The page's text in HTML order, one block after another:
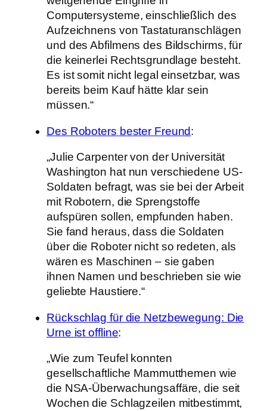
Computersysteme, einschließlich des
Aufzeichnens von Tastaturanschlägen
und des Abfilmens des Bildschirms, für
die keinerlei Rechtsgrundlage besteht.
Es ist somit nicht legal einsetzbar, was
bereits beim Kauf hätte klar sein
müssen.“
Des Roboters bester Freund:
„Julie Carpenter von der Universität
Washington hat nun verschiedene US-
Soldaten befragt, was sie bei der Arbeit
mit Robotern, die Sprengstoffe
aufspüren sollen, empfunden haben.
Sie fand heraus, dass die Soldaten
über die Roboter nicht so redeten, als
wären es Maschinen – sie gaben
ihnen Namen und beschrieben sie wie
geliebte Haustiere.“
Rückschlag für die Netzbewegung: Die
Urne ist offline:
„Wie zum Teufel konnten
gesellschaftliche Mammutthemen wie
die NSA-Überwachungsaffäre, die seit
Wochen die Schlagzeilen mitbestimmt,